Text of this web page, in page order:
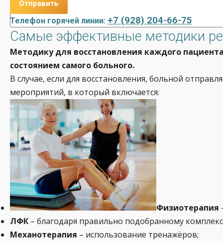
Телефон горячей линии: +7 (928) 204-66-75
Самые эффективные методики
Методику для восстановления каждого
состоянием самого больного.
В случае, если для восстановления, больной
мероприятий, в который включается:
Физиотерапия
ЛФК – благодаря правильно подобранному
Механотерапия – использование тренажёров;